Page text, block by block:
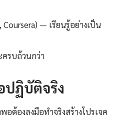
Coursera) — เรียนรู้อย่างเป็น
รบถ้วนกว่า
ฏิบัติจริง
อต้องลงมือทำจริงสร้างโปรเจค